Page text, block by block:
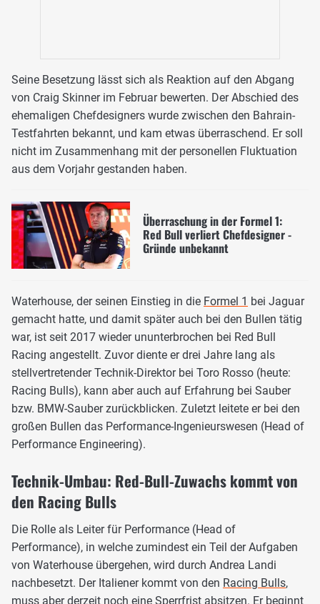
Seine Besetzung lässt sich als Reaktion auf den Abgang
von Craig Skinner im Februar bewerten. Der Abschied des
ehemaligen Chefdesigners wurde zwischen den Bahrain-
Testfahrten bekannt, und kam etwas überraschend. Er soll
nicht im Zusammenhang mit der personellen Fluktuation
aus dem Vorjahr gestanden haben.
Überraschung in der Formel 1:
Red Bull verliert Chefdesigner -
Gründe unbekannt
Waterhouse, der seinen Einstieg in die Formel 1 bei Jaguar
gemacht hatte, und damit später auch bei den Bullen tätig
war, ist seit 2017 wieder ununterbrochen bei Red Bull
Racing angestellt. Zuvor diente er drei Jahre lang als
stellvertretender Technik-Direktor bei Toro Rosso (heute:
Racing Bulls), kann aber auch auf Erfahrung bei Sauber
bzw. BMW-Sauber zurückblicken. Zuletzt leitete er bei den
großen Bullen das Performance-Ingenieurswesen (Head of
Performance Engineering).
Technik-Umbau: Red-Bull-Zuwachs kommt von
den Racing Bulls
Die Rolle als Leiter für Performance (Head of
Performance), in welche zumindest ein Teil der Aufgaben
von Waterhouse übergehen, wird durch Andrea Landi
nachbesetzt. Der Italiener kommt von den Racing Bulls,
muss aber derzeit noch eine Sperrfrist absitzen. Er beginnt